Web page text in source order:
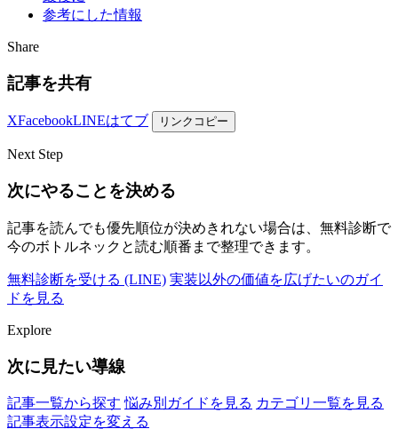
参考にした情報
Share
記事を共有
XFacebookLINEはてブ リンクコピー
Next Step
次にやることを決める
記事を読んでも優先順位が決めきれない場合は、無料診断で
今のボトルネックと読む順番まで整理できます。
無料診断を受ける (LINE) 実装以外の価値を広げたいのガイ
ドを見る
Explore
次に見たい導線
記事一覧から探す 悩み別ガイドを見る カテゴリ一覧を見る
記事表示設定を変える